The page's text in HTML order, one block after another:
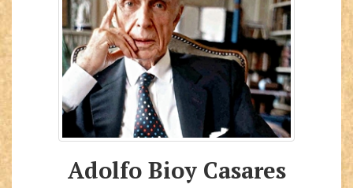
Adolfo Bioy Casares